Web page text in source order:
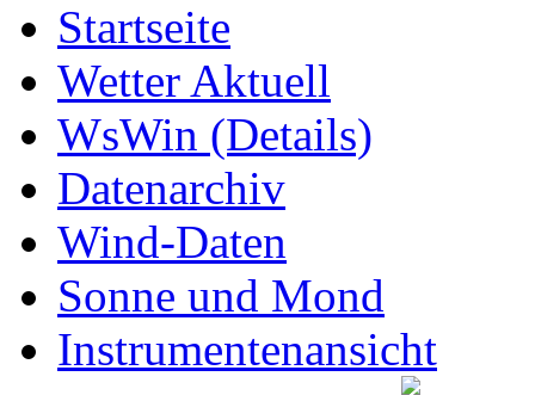
Startseite
Wetter Aktuell
WsWin (Details)
Datenarchiv
Wind-Daten
Sonne und Mond
Instrumentenansicht